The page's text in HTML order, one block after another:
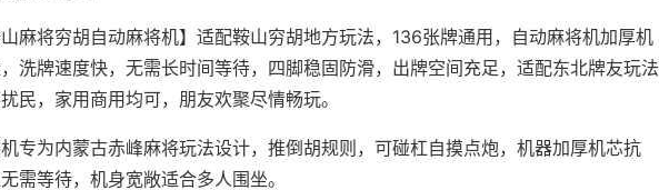
山麻将穷胡自动麻将机】适配鞍山穷胡地方玩法，136张牌通用，自动麻将机加厚机
洗牌速度快，无需长时间等待，四脚稳固防滑，出牌空间充足，适配东北牌友玩法
民，家用商用均可，朋友欢聚尽情畅玩。
专为内蒙古赤峰麻将玩法设计，推倒胡规则，可碰杠自摸点炮，机器加厚机芯抗
需等待，机身宽敞适合多人围坐。